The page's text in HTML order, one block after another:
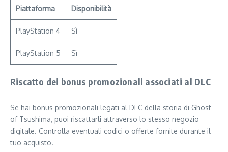
Piattaforma Disponibilità
PlayStation 4 Sì
PlayStation 5 Sì
Riscatto dei bonus promozionali associati al DLC
Se hai bonus promozionali legati al DLC della storia di Ghost
of Tsushima, puoi riscattarli attraverso lo stesso negozio
digitale. Controlla eventuali codici o offerte fornite durante il
tuo acquisto.